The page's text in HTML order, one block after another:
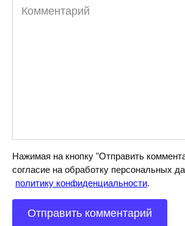
Комментарий
Нажимая на кнопку "Отправить
согласие на обработку персональных
политику конфиденциальности.